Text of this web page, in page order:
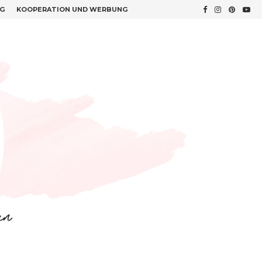
KOOPERATION UND WERBUNG